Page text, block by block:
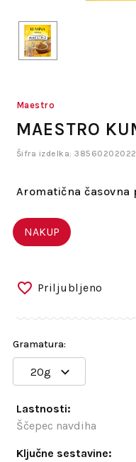
Maestro
MAESTRO
Šifra izdelka:
Aromatična časovna
NAKUP
Priljubljeno
Gramatura:
20g
Lastnosti:
Ščepec navdiha
Ključne sestavine: